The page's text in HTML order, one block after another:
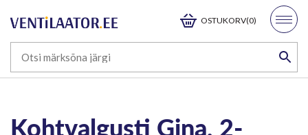
OSTUKORV(0)
Kohtvalgusti Gina, 2-